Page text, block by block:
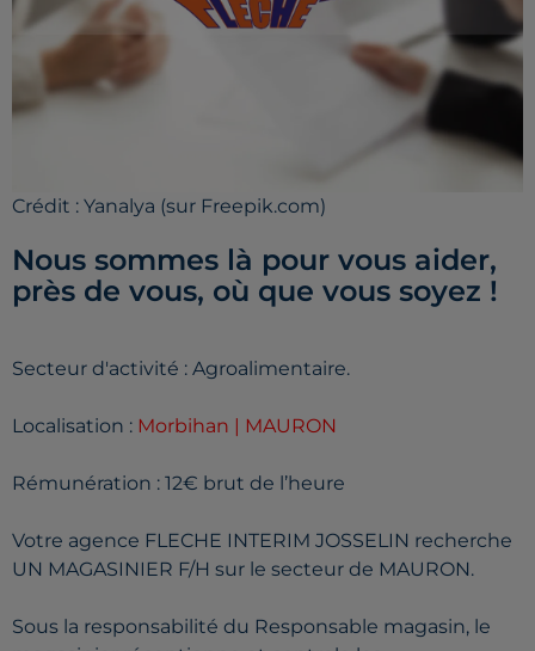
Crédit : Yanalya (sur Freepik.com)
Nous sommes là pour vous aider,
près de vous, où que vous soyez !
Secteur d'activité : Agroalimentaire.
Localisation : Morbihan | MAURON
Rémunération : 12€ brut de l’heure
Votre agence FLECHE INTERIM JOSSELIN recherche
UN MAGASINIER F/H sur le secteur de MAURON.
Sous la responsabilité du Responsable magasin, le